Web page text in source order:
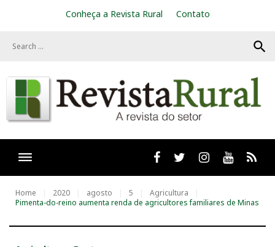
Conheça a Revista Rural Contato
search
Facebooktwitter Instagram
Youtube
Home 2020 agosto 5
Agricultura
Pimenta-do-reino aumenta renda de agricultores familiares de Minas